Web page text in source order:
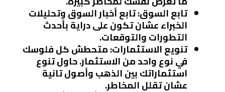
تابع السوق:تابع أخبار السوق وتحليلات
الخبراء عشان تكون على دراية بأحدث
التطورات والتوقعات.
تنويع الاستثمارات:متحطش كل فلوسك
في نوع واحد من الاستثمار. حاول تنوع
استثماراتك بين الذهب وأصول تانية
عشان تقلل المخاطر.